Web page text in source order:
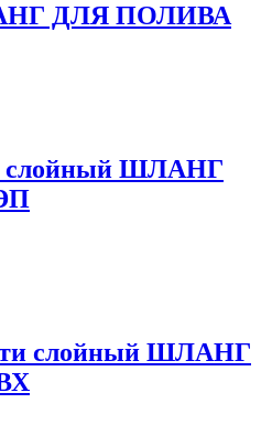
ДЛЯ ПОЛИВА
слойный ШЛАНГ
слойный ШЛАНГ